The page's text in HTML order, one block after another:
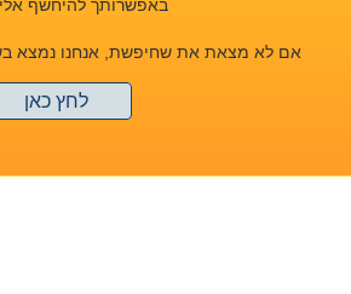
באפשרותך להיחשף
אם לא מצאת את שחיפשת, אנחנו נמצא
לחץ כאן